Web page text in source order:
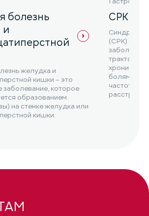
болезнь
и
желудка и
кишки – это
заболевание, которое
образованием
на стенке желудка или
кишки.
СРК
Синдром
(СРК) – это
тракта,
болями в
частоты